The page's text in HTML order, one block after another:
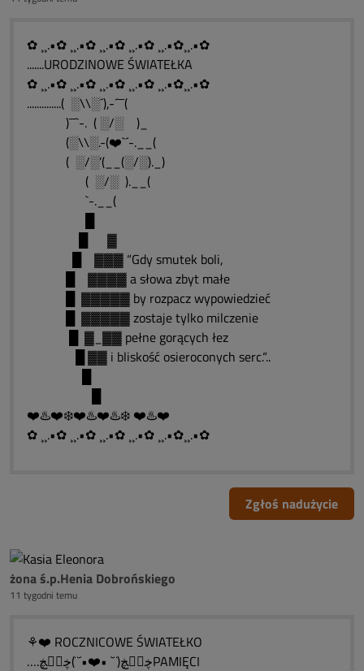
✿ ¸¸.•✿ ¸¸.•✿ ¸¸.•✿ ¸¸.•✿ ¸¸.•✿¸¸.•✿
.......URODZINOWE ŚWIATEŁKA
✿ ¸¸.•✿ ¸¸.•✿ ¸¸.•✿ ¸¸.•✿ ¸¸.•✿¸¸.•✿
..............( ░\\░´),-´¯¯(
)¯¯`-. ( ░/░ )_
(░\\░.-(❤️`´-.__(
( ░/░’(__(░/░)._)
( ░/░ ).__(
`-.__(
█ ▓
█ ▓▓▓ “Gdy smutek boli,
█ ▓▓▓▓ a słowa zbyt małe
█ ▓▓▓▓▓ by rozpacz wypowiedzieć
█ ▓▓▓▓▓ zostaje tylko milczenie
█ ▓_▓▓ pełne gorących łez
█ ▓▓ i bliskość osieroconych serc.“..
❤️♨️❤️❄️❤️♨️❤️♨️❄️ ❤️♨️❤️
✿ ¸¸.•✿ ¸¸.•✿ ¸¸.•✿ ¸¸.•✿ ¸¸.•✿¸¸.•✿
Zgłoś nadużycie
żona ś.p.Henia Dobrońskiego
11 tygodni temu
⚘❤️ ROCZNICOWE ŚWIATEŁKO
….ڿڰۣڿ(¨` •❤️•´¨)ڿڰۣڿPAMIĘCI